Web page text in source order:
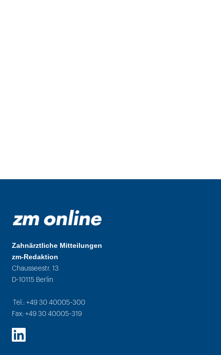
Zahnärztliche Mitteilungen
zm-Redaktion
Chausseestr. 13
D-10115 Berlin
Tel.: +49 30 40005-300
Fax: +49 30 40005-319
LinkedIn